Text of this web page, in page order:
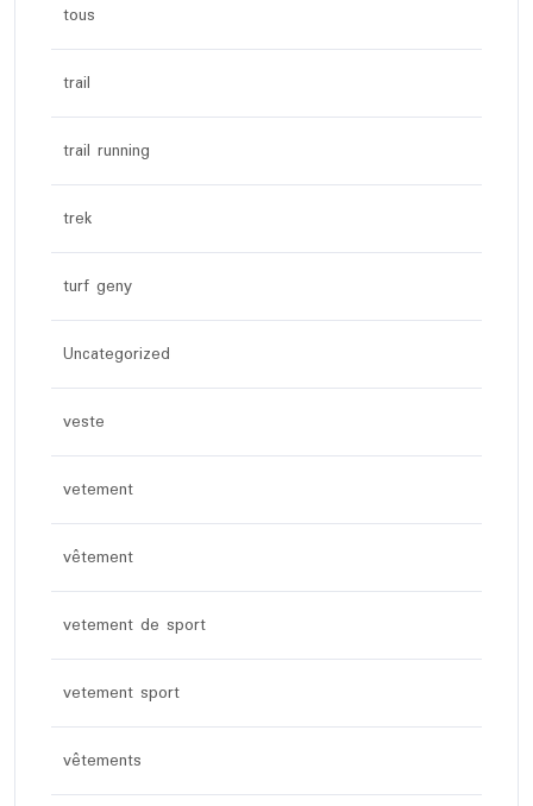
tous
trail
trail running
trek
turf geny
Uncategorized
veste
vetement
vêtement
vetement de sport
vetement sport
vêtements